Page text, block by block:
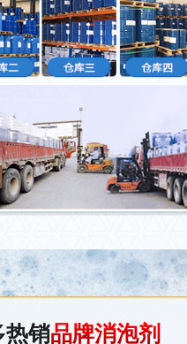
热销品牌消泡剂